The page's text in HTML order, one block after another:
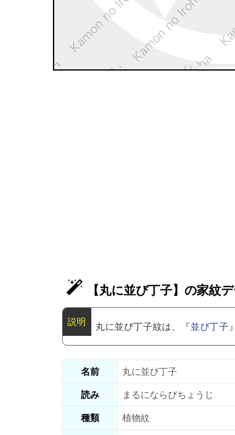
【丸に並び丁子】の家紋
丸に並び丁子紋は、『並び丁子
名前
丸に並び丁子
読み
まるにならびちょうじ
種類
植物紋